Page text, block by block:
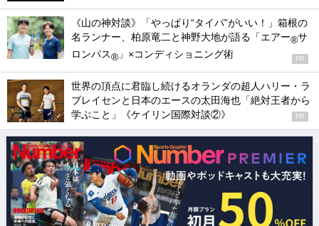
《山の神対談》「やっぱり“タイパ”がいい！」箱根の
名ランナー、柏原竜二と神野大地が語る「エアー®サ
ロンパス® 」×コンディショニング術 PR
世界の頂点に君臨し続けるオランダの超人ハリー・ラ
ブレイセンと日本のエースの太田海也「絶対王者から
学ぶこと」《ケイリン国際対談②》
PR